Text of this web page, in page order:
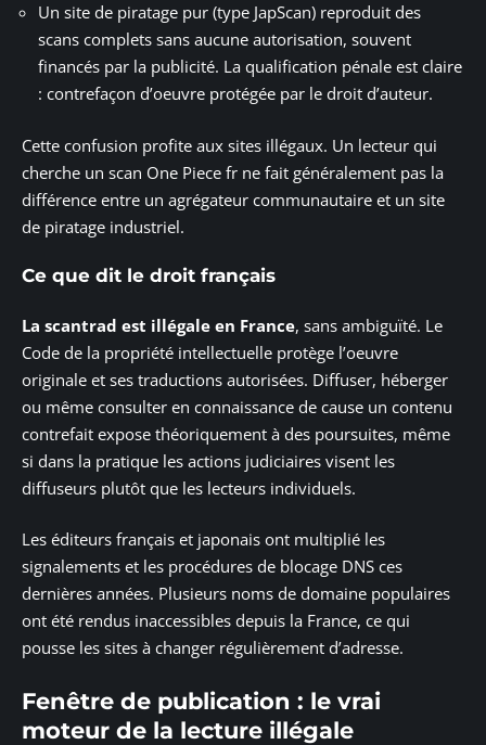
Un site de piratage pur (type JapScan) reproduit des
scans complets sans aucune autorisation, souvent
financés par la publicité. La qualification pénale est claire
: contrefaçon d’oeuvre protégée par le droit d’auteur.
Cette confusion profite aux sites illégaux. Un lecteur qui
cherche un scan One Piece fr ne fait généralement pas la
différence entre un agrégateur communautaire et un site
de piratage industriel.
Ce que dit le droit français
La scantrad est illégale en France, sans ambiguïté. Le
Code de la propriété intellectuelle protège l’oeuvre
originale et ses traductions autorisées. Diffuser, héberger
ou même consulter en connaissance de cause un contenu
contrefait expose théoriquement à des poursuites, même
si dans la pratique les actions judiciaires visent les
diffuseurs plutôt que les lecteurs individuels.
Les éditeurs français et japonais ont multiplié les
signalements et les procédures de blocage DNS ces
dernières années. Plusieurs noms de domaine populaires
ont été rendus inaccessibles depuis la France, ce qui
pousse les sites à changer régulièrement d’adresse.
Fenêtre de publication : le vrai
moteur de la lecture illégale